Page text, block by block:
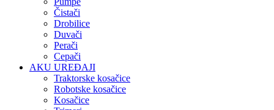
Čistači
Drobilice
Duvači
Perači
Cepači
AKU UREĐAJI
Traktorske kosačice
Robotske kosačice
Kosačice